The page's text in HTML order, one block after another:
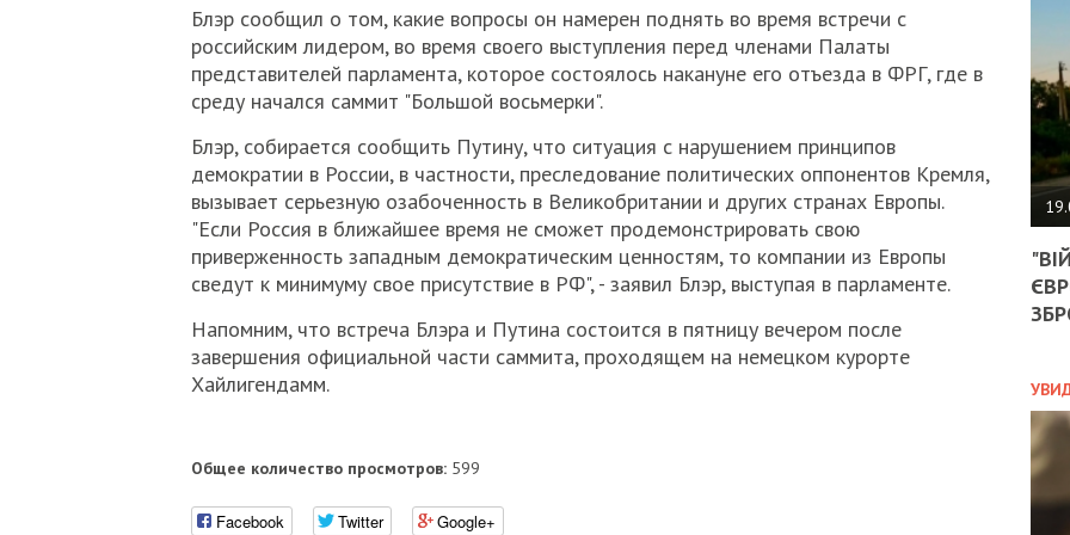
Блэр сообщил о том, какие вопросы он намерен поднять во время встречи с
российским лидером, во время своего выступления перед членами Палаты
представителей парламента, которое состоялось накануне его отъезда в ФРГ, где в
среду начался саммит "Большой восьмерки".
Блэр, собирается сообщить Путину, что ситуация с нарушением принципов
демократии в России, в частности, преследование политических оппонентов Кремля,
вызывает серьезную озабоченность в Великобритании и других странах Европы.
"Если Россия в ближайшее время не сможет продемонстрировать свою
приверженность западным демократическим ценностям, то компании из Европы
сведут к минимуму свое присутствие в РФ", - заявил Блэр, выступая в парламенте.
Напомним, что встреча Блэра и Путина состоится в пятницу вечером после
завершения официальной части саммита, проходящем на немецком курорте
Хайлигендамм.
Общее количество просмотров:599
Facebook Twitter Google+
НА